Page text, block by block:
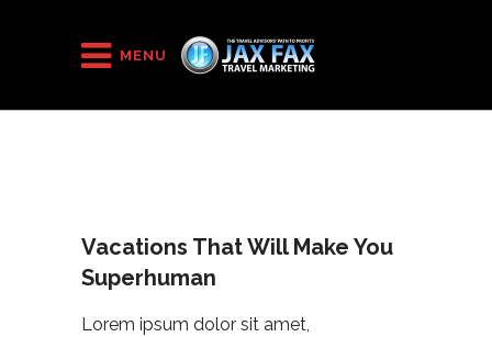
MENU
Vacations That Will Make You Superhuman
Vacations That Will Make You
Superhuman
Lorem ipsum dolor sit amet,